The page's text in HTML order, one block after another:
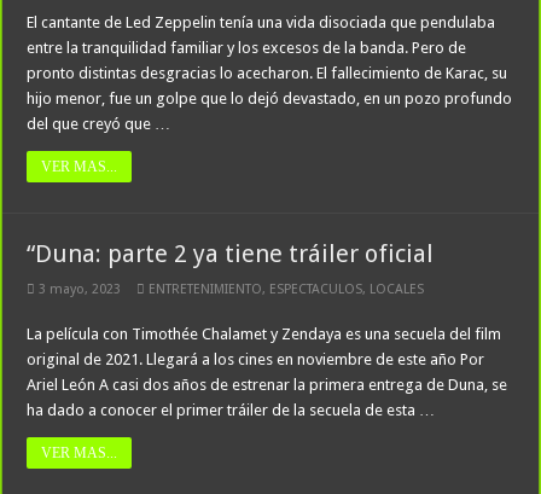
El cantante de Led Zeppelin tenía una vida disociada que pendulaba
entre la tranquilidad familiar y los excesos de la banda. Pero de
pronto distintas desgracias lo acecharon. El fallecimiento de Karac, su
hijo menor, fue un golpe que lo dejó devastado, en un pozo profundo
del que creyó que …
VER MAS...
“Duna: parte 2 ya tiene tráiler oficial
3 mayo, 2023 ENTRETENIMIENTO, ESPECTACULOS, LOCALES
La película con Timothée Chalamet y Zendaya es una secuela del film
original de 2021. Llegará a los cines en noviembre de este año Por
Ariel León A casi dos años de estrenar la primera entrega de Duna, se
ha dado a conocer el primer tráiler de la secuela de esta …
VER MAS...